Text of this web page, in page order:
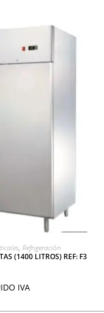
, Refrigeración
(1400 LITROS) REF: F3
IVA